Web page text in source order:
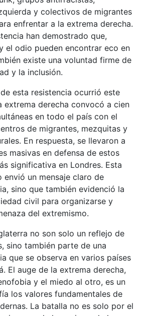
y colectivos de migrantes
enfrentar a la extrema derecha.
han demostrado que,
el odio pueden encontrar eco en
existe una voluntad firme de
y la inclusión.
esta resistencia ocurrió este
extrema derecha convocó a cien
en todo el país con el
de migrantes, mezquitas y
En respuesta, se llevaron a
masivas en defensa de estos
significativa en Londres. Esta
envió un mensaje claro de
sino que también evidenció la
civil para organizarse y
del extremismo.
no son solo un reflejo de
sino también parte de una
que se observa en varios países
El auge de la extrema derecha,
y el miedo al otro, es un
los valores fundamentales de
La batalla no es solo por el